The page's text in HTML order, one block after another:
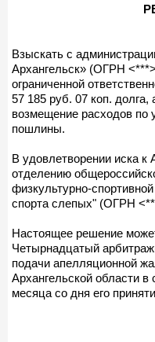
Взыскать с
Архангельск» (ОГРН
ограниченной
57 185 руб. 07 коп. долга,
возмещение расходов по
пошлины.
В удовлетворении иска к
отделению
физкультурно-
спорта слепых" (ОГРН
Настоящее решение
Четырнадцатый
подачи апелляционной
Архангельской области
месяца со дня его